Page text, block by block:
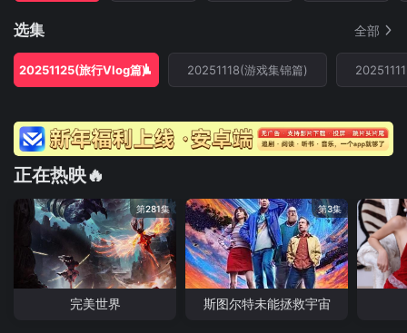
选集 全部
20251125(旅行Vlog篇) 20251118(游戏集锦篇)
正在热映🔥
第281集
完美世界
第3集
斯图尔特未能拯救宇宙